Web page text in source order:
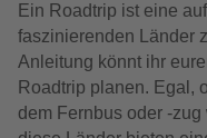
Ein Roadtrip ist eine
faszinierenden Länder
Anleitung könnt ihr
Roadtrip planen. Egal,
dem Fernbus oder -